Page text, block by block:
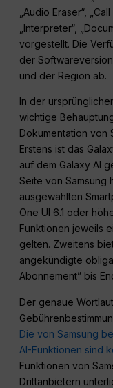
„Audio Eraser“,
„Interpreter“,
vorgestellt. Die
der
und der Region ab.
In der
wichtige
Dokumentation von
Erstens ist das
auf dem Galaxy AI
Seite von Samsung
ausgewählten
One UI 6.1 oder
Funktionen jeweils
gelten. Zweitens
angekündigte
Abonnement” bis
Der genaue
Die von Samsung
AI-Funktionen sind
Funktionen von
Drittanbietern